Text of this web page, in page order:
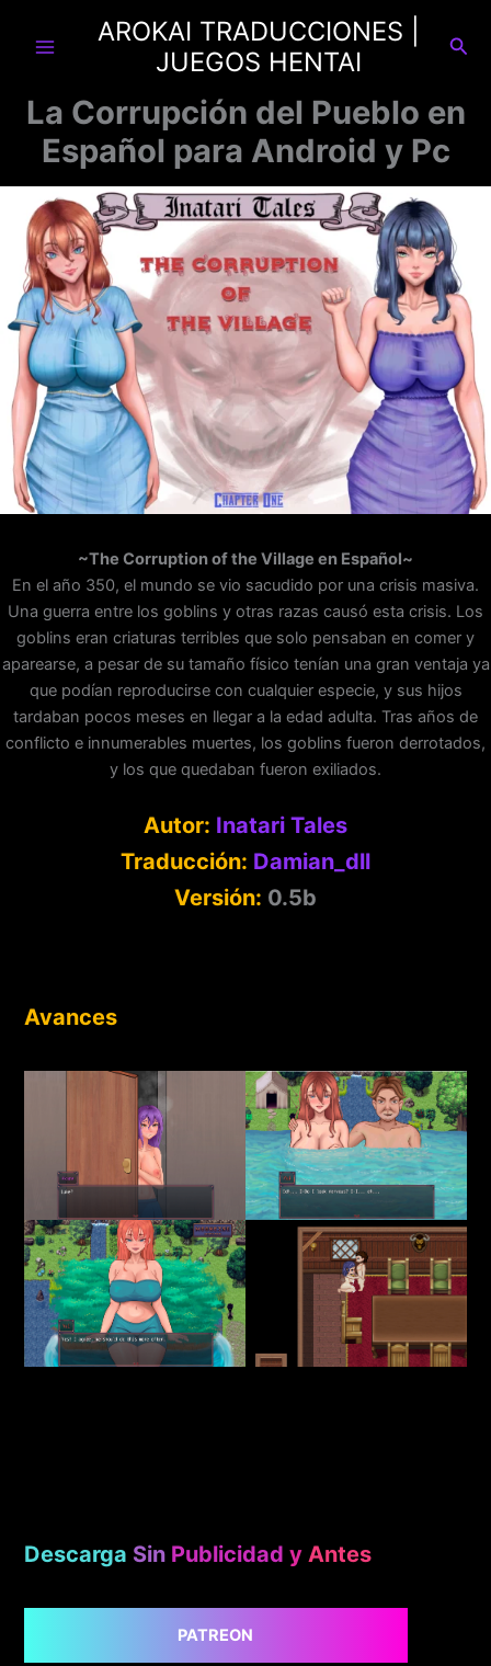
AROKAI TRADUCCIONES |
JUEGOS HENTAI
La Corrupción del Pueblo en
Español para Android y Pc
~The Corruption of the Village en Español~
En el año 350, el mundo se vio sacudido por una crisis masiva.
Una guerra entre los goblins y otras razas causó esta crisis. Los
goblins eran criaturas terribles que solo pensaban en comer y
aparearse, a pesar de su tamaño físico tenían una gran ventaja ya
que podían reproducirse con cualquier especie, y sus hijos
tardaban pocos meses en llegar a la edad adulta. Tras años de
conflicto e innumerables muertes, los goblins fueron derrotados,
y los que quedaban fueron exiliados.
Autor: Inatari Tales
Traducción: Damian_dll
Versión: 0.5b
Avances
Descarga Sin Publicidad y Antes
PATREON